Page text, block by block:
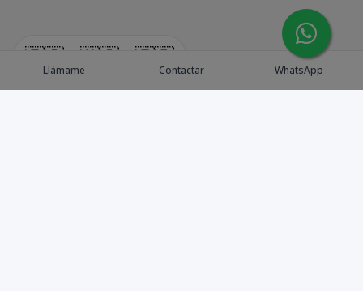
🇪🇸 🇺🇸 🇫🇷
Llámame Contactar WhatsApp